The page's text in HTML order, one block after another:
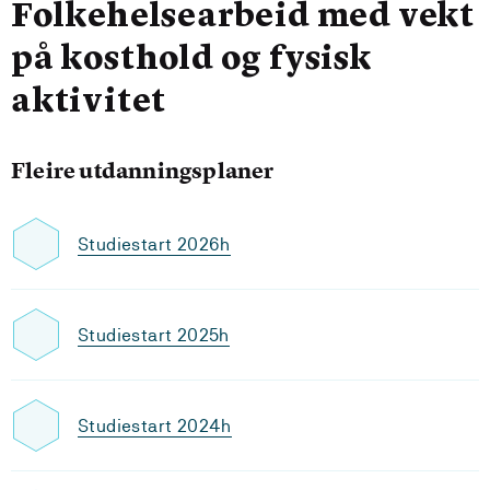
Folkehelsearbeid med vekt
på kosthold og fysisk
aktivitet
Fleire utdanningsplaner
Studiestart 2026h
Studiestart 2025h
Studiestart 2024h